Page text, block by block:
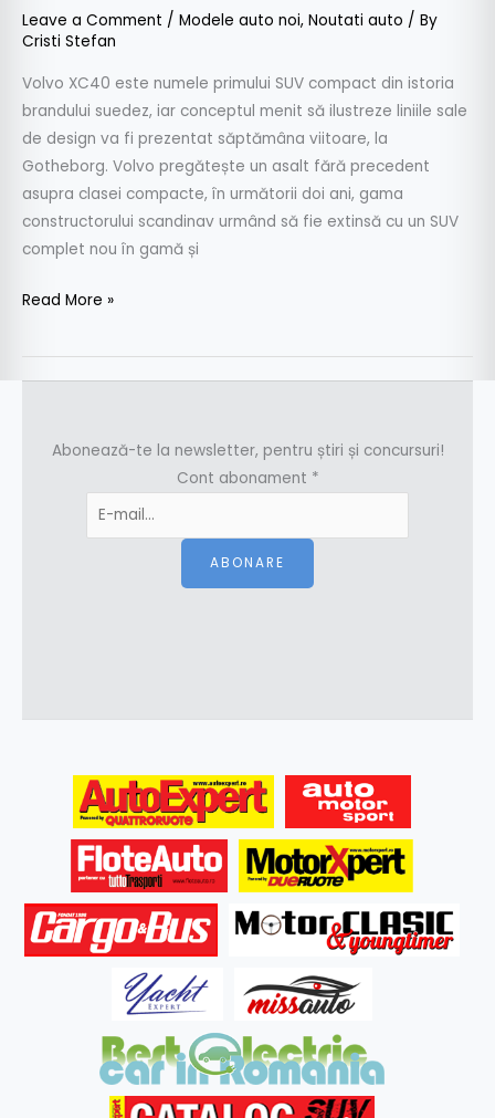
Leave a Comment / Modele auto noi, Noutati auto / By
Cristi Stefan
Volvo XC40 este numele primului SUV compact din istoria
brandului suedez, iar conceptul menit să ilustreze liniile sale
de design va fi prezentat săptămâna viitoare, la
Gotheborg. Volvo pregătește un asalt fără precedent
asupra clasei compacte, în următorii doi ani, gama
constructorului scandinav urmând să fie extinsă cu un SUV
complet nou în gamă și
Read More »
Abonează-te la newsletter, pentru știri și concursuri!
Cont abonament *
ABONARE